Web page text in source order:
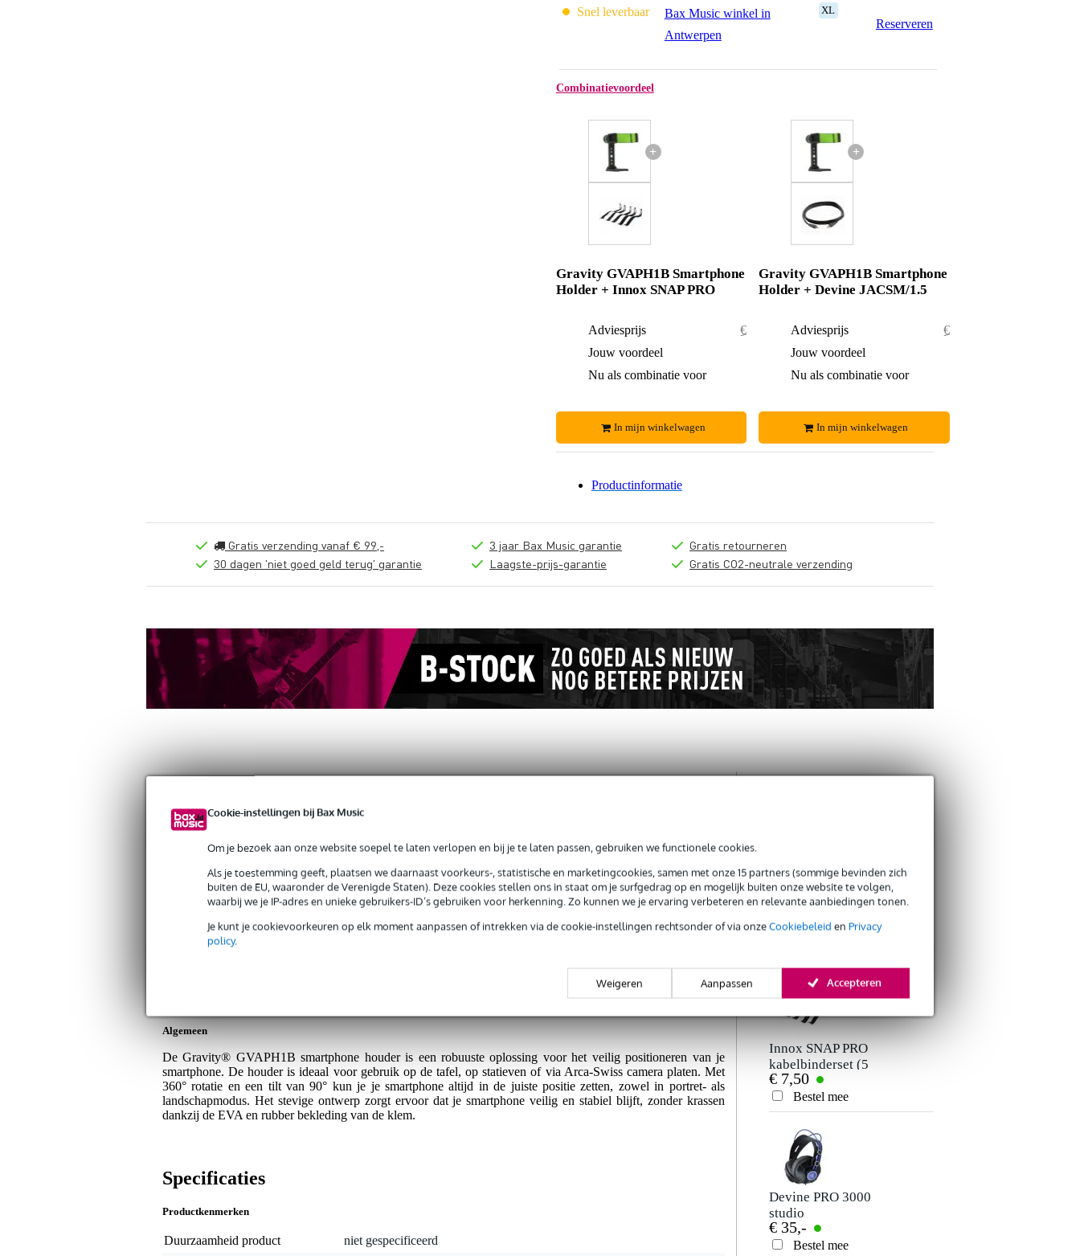
Cookie-instellingen bij Bax Music
Om je bezoek aan onze website soepel te laten verlopen en bij je te laten passen, gebruiken we functionele cookies.
Als je toestemming geeft, plaatsen we daarnaast voorkeurs-, statistische en marketingcookies, samen met onze 15 partners (sommige bevinden zich
buiten de EU, waaronder de Verenigde Staten). Deze cookies stellen ons in staat om je surfgedrag op en mogelijk buiten onze website te volgen,
waarbij we je IP-adres en unieke gebruikers-ID’s gebruiken voor herkenning. Zo kunnen we je ervaring verbeteren en relevante aanbiedingen tonen.
Je kunt je cookievoorkeuren op elk moment aanpassen of intrekken via de cookie-instellingen rechtsonder of via onzeCookiebeleid en Privacy
policy.
Weigeren Aanpassen Accepteren
Snel leverbaar
Bax Music winkel in
Antwerpen
XL
Reserveren
Combinatievoordeel
+
Gravity GVAPH1B Smartphone
Holder + Innox SNAP PRO
Adviesprijs
€ 32,50
Jouw voordeel
Nu als combinatie voor
In mijn winkelwagen
+
Gravity GVAPH1B Smartphone
Holder + Devine JACSM/1.5
Adviesprijs
€ 30,95
Jouw voordeel
Nu als combinatie voor
In mijn winkelwagen
Productinformatie
Gratis verzending vanaf € 99,-
30 dagen 'niet goed geld terug' garantie
3 jaar Bax Music garantie
Laagste-prijs-garantie
Gratis retourneren
Gratis CO2-neutrale verzending
Gravity GVAPH1B Smartphone Holder Smartphone houder voor statief en tafel
Bax Music Garantie : Op dit product krijg je 5 jaar Bax Music garantie.
Op dit product krijg je 5 jaar Bax Music garantie.
Plus- en minpunten
Algemeen
De Gravity® GVAPH1B smartphone houder is een robuuste oplossing voor het veilig positioneren van je
smartphone. De houder is ideaal voor gebruik op de tafel, op statieven of via Arca-Swiss camera platen. Met
360° rotatie en een tilt van 90° kun je je smartphone altijd in de juiste positie zetten, zowel in portret- als
landschapmodus. Het stevige ontwerp zorgt ervoor dat je smartphone veilig en stabiel blijft, zonder krassen
dankzij de EVA en rubber bekleding van de klem.
Specificaties
Productkenmerken
Duurzaamheid product
niet gespecificeerd
Je naam
Je beoordeling
Je ervaring
Verstuur
Er zijn nog geen reviews voor dit product.
Innox IVA 12
met hengelarm
€ 19,-
Innox SNAP PRO
kabelbinderset (5
stuks)
€ 7,50
Bestel mee
Devine PRO 3000
studio
hoofdtelefoon
€ 35,-
Bestel mee